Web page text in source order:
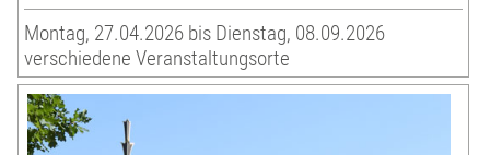
Montag, 27.04.2026 bis Dienstag, 08.09.2026
verschiedene Veranstaltungsorte